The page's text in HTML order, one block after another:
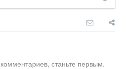
станьте первым.